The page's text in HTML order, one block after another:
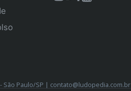
- São Paulo/SP | contato@ludopedia.com.br